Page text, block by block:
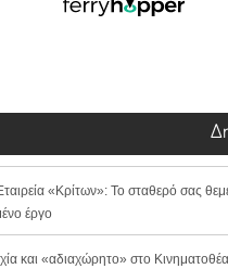
«Κρίτων»: Το σταθερό σας
έργο
και «αδιαχώρητο» στο